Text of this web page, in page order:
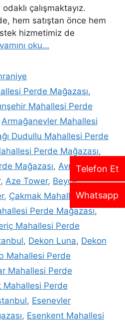
Telefon Et
Whatsapp
çalışmaktayız.
hem satıştan önce hem
hizmetimiz de
oku…
Perde Mağazası,
Mahallesi Perde
Armağanevler Mahallesi
Dudullu Mahallesi Perde
Perde Mağazası,
Mağazası, Avrupa
, Aze Tower, Beyce
, Çakmak Mahallesi Perde
Perde Mağazası,
Mahallesi Perde
, Dekon Luna, Dekon
Mahallesi Perde
Mahallesi Perde
Mahallesi Perde
, Esenevler
, Esenkent Mahallesi